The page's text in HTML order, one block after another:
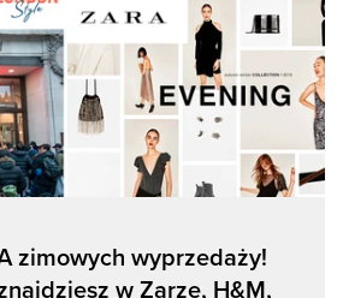
zimowych wyprzedaży!
w Zarze, H&M,